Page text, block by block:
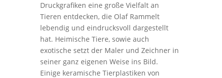
Druckgrafiken eine große Vielfalt an
Tieren entdecken, die Olaf Rammelt
lebendig und eindrucksvoll dargestellt
hat. Heimische Tiere, sowie auch
exotische setzt der Maler und Zeichner in
seiner ganz eigenen Weise ins Bild.
Einige keramische Tierplastiken von